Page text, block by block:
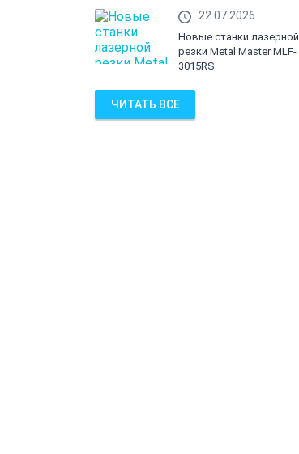
22.07.2026
Новые станки лазерной
резки Metal Master MLF-
3015RS
ЧИТАТЬ ВСЕ